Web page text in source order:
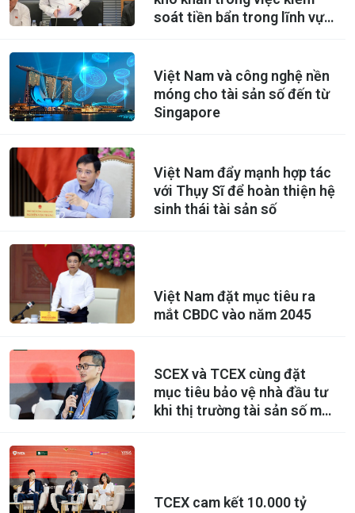
soát tiền bẩn trong lĩnh vực
Việt Nam và công nghệ nền
móng cho tài sản số đến từ
Singapore
Việt Nam đẩy mạnh hợp tác
với Thụy Sĩ để hoàn thiện hệ
sinh thái tài sản số
Việt Nam đặt mục tiêu ra
mắt CBDC vào năm 2045
SCEX và TCEX cùng đặt
mục tiêu bảo vệ nhà đầu tư
khi thị trường tài sản số mở
TCEX cam kết 10.000 tỷ